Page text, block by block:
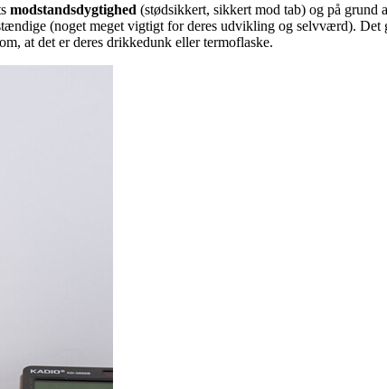
modstandsdygtighed (stødsikkert, sikkert mod tab) og på grund
(noget meget vigtigt for deres udvikling og selvværd).
at det er deres drikkedunk eller termoflaske.